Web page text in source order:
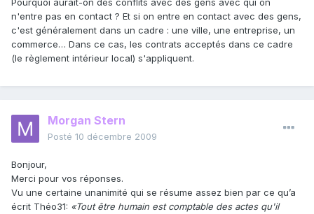
Pourquoi aurait-on des conflits avec des gens avec qui on
n'entre pas en contact ? Et si on entre en contact avec des gens,
c'est généralement dans un cadre : une ville, une entreprise, un
commerce… Dans ce cas, les contrats acceptés dans ce cadre
(le règlement intérieur local) s'appliquent.
Morgan Stern
Posté 10 décembre 2009
Bonjour,
Merci pour vos réponses.
Vu une certaine unanimité qui se résume assez bien par ce qu’a
écrit Théo31: «Tout être humain est comptable des actes qu'il